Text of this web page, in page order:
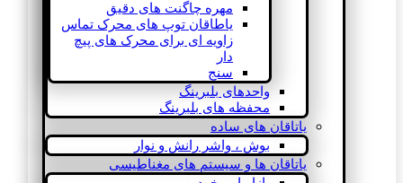
مهره چاگنت های دقیق
یاطاقان توپ های محرک تماس
زاویه ای برای محرک های پیچ
دار
سنج
واحدهای بلبرینگ
محفظه های بلبرینگ
یاتاقان های ساده
بوش ، واشر رانش و نوار
یاتاقان ها و سیستم های مغناطیسی